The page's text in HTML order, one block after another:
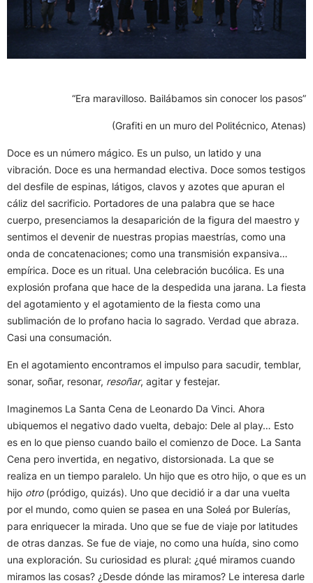
“Era maravilloso. Bailábamos sin conocer los pasos”
(Grafiti en un muro del Politécnico, Atenas)
Doce es un número mágico. Es un pulso, un latido y una
vibración. Doce es una hermandad electiva. Doce somos testigos
del desfile de espinas, látigos, clavos y azotes que apuran el
cáliz del sacrificio. Portadores de una palabra que se hace
cuerpo, presenciamos la desaparición de la figura del maestro y
sentimos el devenir de nuestras propias maestrías, como una
onda de concatenaciones; como una transmisión expansiva…
empírica. Doce es un ritual. Una celebración bucólica. Es una
explosión profana que hace de la despedida una jarana. La fiesta
del agotamiento y el agotamiento de la fiesta como una
sublimación de lo profano hacia lo sagrado. Verdad que abraza.
Casi una consumación.
En el agotamiento encontramos el impulso para sacudir, temblar,
sonar, soñar, resonar, resoñar, agitar y festejar.
Imaginemos La Santa Cena de Leonardo Da Vinci. Ahora
ubiquemos el negativo dado vuelta, debajo: Dele al play… Esto
es en lo que pienso cuando bailo el comienzo de Doce. La Santa
Cena pero invertida, en negativo, distorsionada. La que se
realiza en un tiempo paralelo. Un hijo que es otro hijo, o que es un
hijo otro(pródigo, quizás). Uno que decidió ir a dar una vuelta
por el mundo, como quien se pasea en una Soleá por Bulerías,
para enriquecer la mirada. Uno que se fue de viaje por latitudes
de otras danzas. Se fue de viaje, no como una huída, sino como
una exploración. Su curiosidad es plural: ¿qué miramos cuando
miramos las cosas? ¿Desde dónde las miramos? Le interesa darle